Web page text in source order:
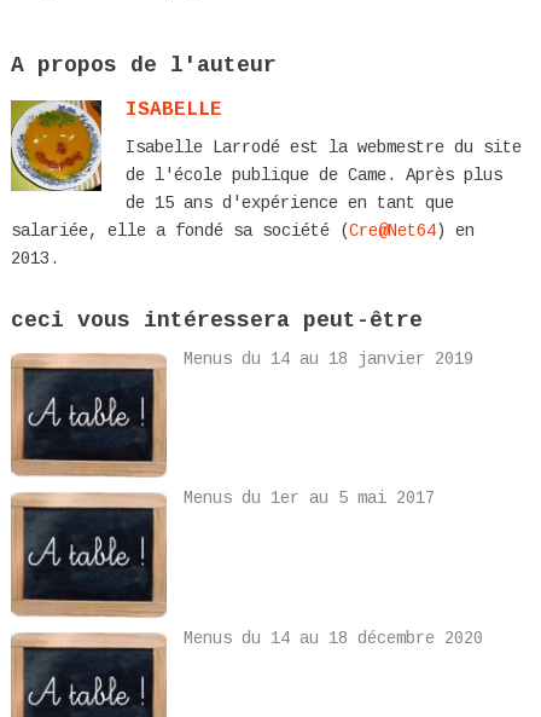
A propos de l'auteur
ISABELLE
Isabelle Larrodé est la webmestre du site
de l'école publique de Came. Après plus
de 15 ans d'expérience en tant que
salariée, elle a fondé sa société (Cre@Net64) en
2013.
ceci vous intéressera peut-être
Menus du 14 au 18 janvier 2019
Menus du 1er au 5 mai 2017
Menus du 14 au 18 décembre 2020